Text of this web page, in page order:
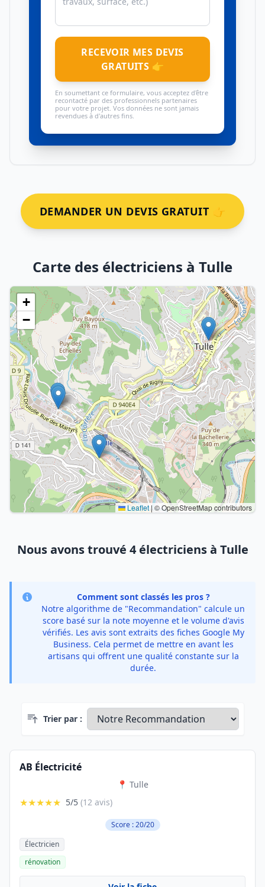
RECEVOIR MES DEVIS
GRATUITS 👉
En soumettant ce formulaire, vous acceptez d'être
recontacté par des professionnels partenaires
pour votre projet. Vos données ne sont jamais
revendues à d'autres fins.
DEMANDER UN DEVIS GRATUIT 👉
Carte des électriciens à Tulle
+
−
Leaflet|© OpenStreetMap contributors
Nous avons trouvé 4 électriciens à Tulle
Comment sont classés les pros ?
Notre algorithme de "Recommandation" calcule un
score basé sur la note moyenne et le volume d'avis
vérifiés. Les avis sont extraits des fiches Google My
Business. Cela permet de mettre en avant les
artisans qui offrent une qualité constante sur la
durée.
Trier par :
AB Électricité
📍 Tulle
★★★★★ 5/5 (12 avis)
Score : 20/20
Électricien
rénovation